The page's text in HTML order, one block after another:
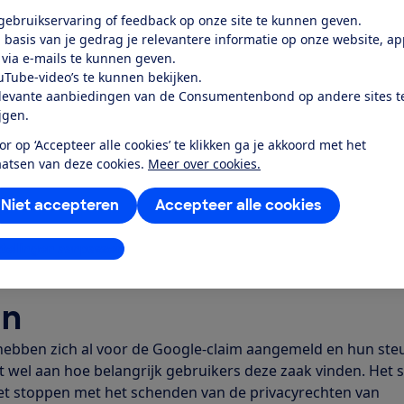
of feedback op onze site te kunnen geven.
basis van je gedrag je relevantere informatie op onze website,
e-mails te kunnen geven.
video’s te kunnen bekijken.
aanbiedingen van de Consumentenbond op andere sites
op ‘Accepteer alle cookies’ te klikken ga je akkoord met het
van deze cookies. Meer over cookies.
Accepteer alle cookies
Niet accepteren
aanpassen
op weg naar een grote verandering in hoe Google
En een belangrijke stap op weg naar compensatie voor
tijdens de zitting alleen gaat over de vraag of de stichting
nog iedere dag de privacyrechten van de miljoenen
van de stichting volgt op 15 januari 2025.
samen met de Stichting Bescherming Privacybelangen de
dat Google stopt met het illegaal verzamelen en
consumenten om er zelf aan te verdienen. Daarnaast
betalen voor het jarenlang overtreden
zich al voor de Google-claim aangemeld en hun
aan hoe belangrijk gebruikers deze zaak vinden. Het
stoppen met het schenden van de privacyrechten van